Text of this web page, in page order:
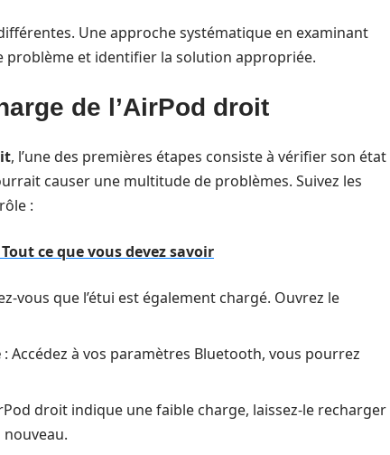
Une approche systématique en examinant
problème et identifier la solution appropriée.
de l’AirPod droit
, l’une des premières étapes consiste à vérifier son état
causer une multitude de problèmes. Suivez les
:
ce que vous devez savoir
vous que l’étui est également chargé. Ouvrez le
: Accédez à vos paramètres Bluetooth, vous pourrez
droit indique une faible charge, laissez-le recharger